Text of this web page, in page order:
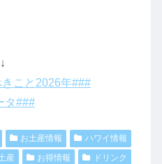
こと2026年###
タ###
お土産情報
ハワイ情報
産 お得情報
ドリンク